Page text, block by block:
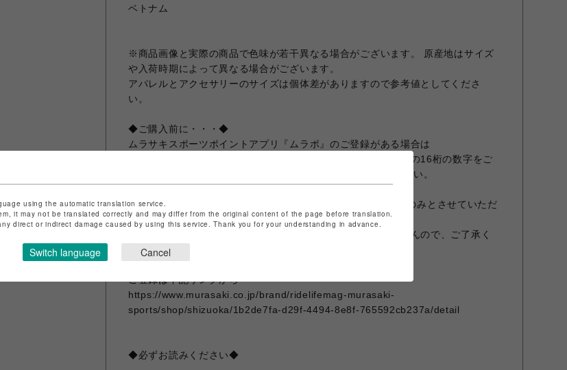
ベトナム
※商品画像と実際の商品で色味が若干異なる場合がございます。 原産地はサイズ
や入荷時期によって異なる場合がございます。
アパレルとアクセサリーのサイズは個体差がありますので参考値としてくださ
い。
◆ご購入前に・・・◆
ムラサキスポーツポイントアプリ『ムラポ』のご登録がある場合は
その他、要望欄にムラポアプリメンバー画面でバーコードしたの16桁の数字をご
記入ください。 登録なしの場合は『登録なし』とご記入ください。
※ポイントはONLINE PARCOでのご利用はできません。加算のみとさせていただ
きます。
※購入前に無料でご登録も可能です。ポイントは後付できませんので、ご了承く
ださいませ。
ご登録は下記リンクから
https://www.murasaki.co.jp/brand/ridelifemag-murasaki-
sports/shop/shizuoka/1b2de7fa-d29f-4494-8e8f-765592cb237a/detail
◆必ずお読みください◆
using the automatic translation service.
it may not be translated correctly and may differ from the original content of the page before translation.
direct or indirect damage caused by using this service. Thank you for your understanding in advance.
Switch language Cancel